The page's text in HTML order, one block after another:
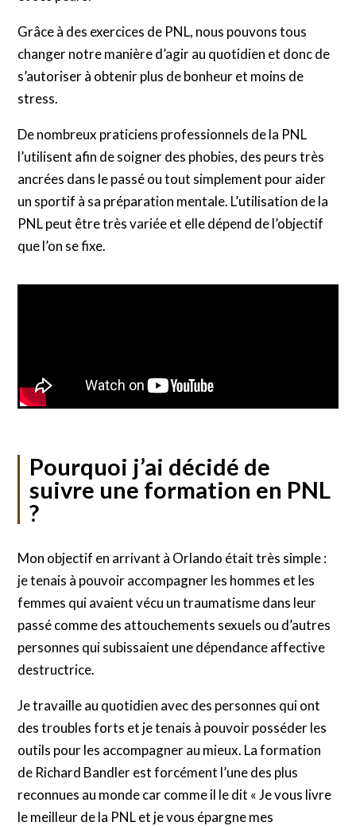
Grâce à des exercices de PNL, nous pouvons tous
changer notre manière d’agir au quotidien et donc de
s’autoriser à obtenir plus de bonheur et moins de
stress.
De nombreux praticiens professionnels de la PNL
l’utilisent afin de soigner des phobies, des peurs très
ancrées dans le passé ou tout simplement pour aider
un sportif à sa préparation mentale. L’utilisation de la
PNL peut être très variée et elle dépend de l’objectif
que l’on se fixe.
Pourquoi j’ai décidé de
suivre une formation en PNL
?
Mon objectif en arrivant à Orlando était très simple :
je tenais à pouvoir accompagner les hommes et les
femmes qui avaient vécu un traumatisme dans leur
passé comme des attouchements sexuels ou d’autres
personnes qui subissaient une dépendance affective
destructrice.
Je travaille au quotidien avec des personnes qui ont
des troubles forts et je tenais à pouvoir posséder les
outils pour les accompagner au mieux. La formation
de Richard Bandler est forcément l’une des plus
reconnues au monde car comme il le dit « Je vous livre
le meilleur de la PNL et je vous épargne mes